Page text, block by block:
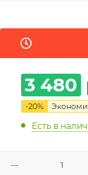
3 480
-20%
Есть в